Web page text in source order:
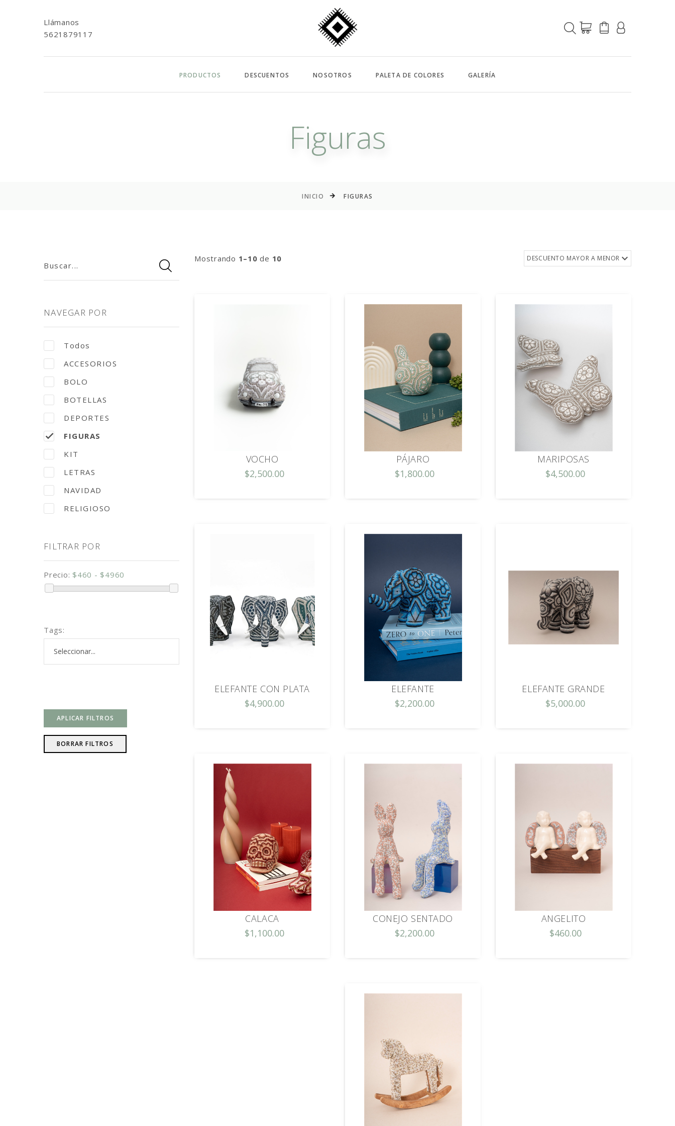
Llámanos
5621879117
PRODUCTOS DESCUENTOS NOSOTROS PALETA DE COLORES GALERÍA
Figuras
INICIO FIGURAS
Buscar...
NAVEGAR POR
Todos
ACCESORIOS
BOLO
BOTELLAS
DEPORTES
FIGURAS
KIT
LETRAS
NAVIDAD
RELIGIOSO
FILTRAR POR
Precio: $460 - $4960
Tags:
APLICAR FILTROS
BORRAR FILTROS
Mostrando 1–10de 10 DESCUENTO MAYOR A MENOR
VOCHO
$2,500.00
PÁJARO
$1,800.00
MARIPOSAS
$4,500.00
ELEFANTE CON PLATA
$4,900.00
ELEFANTE
$2,200.00
ELEFANTE GRANDE
$5,000.00
CALACA
$1,100.00
CONEJO SENTADO
$2,200.00
ANGELITO
$460.00